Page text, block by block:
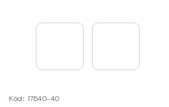
Kód: 17540-40